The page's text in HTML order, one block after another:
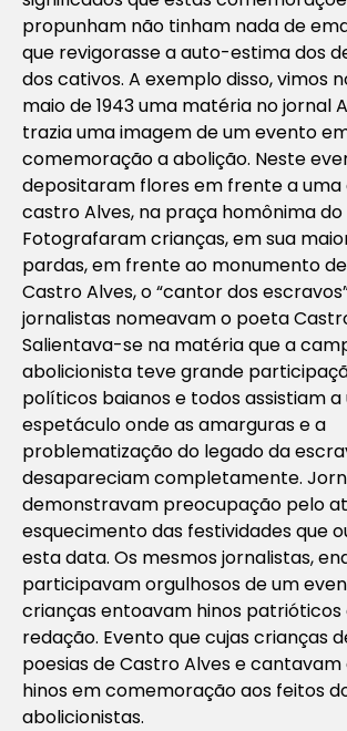
propunham não tinham nada de
que revigorasse a auto-estima dos
dos cativos. A exemplo disso, vimos
maio de 1943 uma matéria no jornal
trazia uma imagem de um evento
comemoração a abolição. Neste
depositaram flores em frente a uma
castro Alves, na praça homônima
Fotografaram crianças, em sua
pardas, em frente ao monumento
Castro Alves, o “cantor dos
jornalistas nomeavam o poeta
Salientava-se na matéria que a
abolicionista teve grande
políticos baianos e todos assistiam a
espetáculo onde as amarguras e a
problematização do legado da
desapareciam completamente.
demonstravam preocupação pelo
esquecimento das festividades que
esta data. Os mesmos jornalistas,
participavam orgulhosos de um
crianças entoavam hinos patrióticos
redação. Evento que cujas crianças
poesias de Castro Alves e
hinos em comemoração aos feitos
abolicionistas.